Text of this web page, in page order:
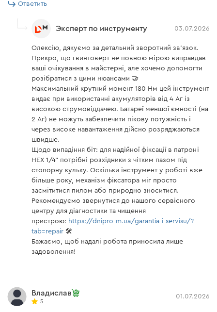
Ответить
Эксперт по инструменту 03.07.2026
Олексію, дякуємо за детальний зворотний зв'язок.
Прикро, що гвинтоверт не повною мірою виправдав
ваші очікування в майстерні, але хочемо допомогти
розібратися з цими нюансами 🤝
Максимальний крутний момент 180 Нм цей інструмент
видає при використанні акумуляторів від 4 Аг із
високою струмовіддачею. Батареї меншої ємності (на
2 Аг) не можуть забезпечити пікову потужність і
через високе навантаження дійсно розряджаються
швидше.
Щодо випадіння біт: для надійної фіксації в патроні
HEX 1/4" потрібні розхідники з чітким пазом під
стопорну кульку. Оскільки інструмент у роботі вже
більше року, механізм фіксатора міг просто
засмітитися пилом або природно зноситися.
Рекомендуємо звернутися до нашого сервісного
центру для діагностики та чищення
пристрою: https://dnipro-m.ua/garantia-i-servisu/?
tab=repair 🛠️
Бажаємо, щоб надалі робота приносила лише
задоволення!
Владислав
5
01.07.2026